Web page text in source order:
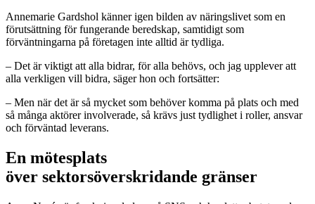
Annemarie Gardshol känner igen bilden av näringslivet som en
förutsättning för fungerande beredskap, samtidigt som
förväntningarna på företagen inte alltid är tydliga.
– Det är viktigt att alla bidrar, för alla behövs, och jag upplever att
alla verkligen vill bidra, säger hon och fortsätter:
– Men när det är så mycket som behöver komma på plats och med
så många aktörer involverade, så krävs just tydlighet i roller, ansvar
och förväntad leverans.
En mötesplats
över sektorsöverskridande gränser